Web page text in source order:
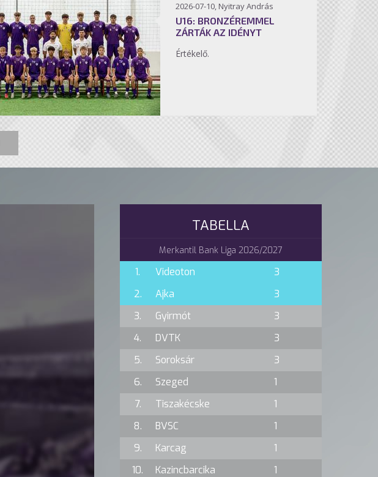
2026-07-10, Nyitray András
U16: BRONZÉREMMEL
ZÁRTÁK AZ IDÉNYT
Értékelő.
TABELLA
Merkantil Bank Liga 2026/2027
1. Videoton
3
2.
Ajka
3
3.
Gyirmót
3
4.
DVTK
3
5.
Soroksár
3
6.
Szeged
1
7.
Tiszakécske
1
8.
BVSC
1
9.
Karcag
1
10.
Kazincbarcika
1